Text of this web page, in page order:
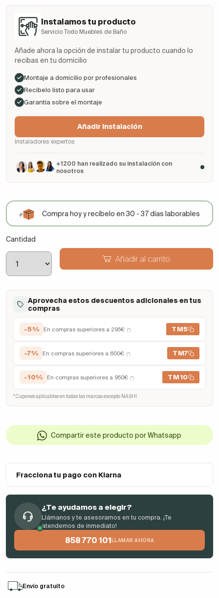
Instalamos tu producto
Servicio Todo Muebles de Baño
Añade ahora la opción de instalar tu producto cuando lo
recibas en tu domicilio
Montaje a domicilio por profesionales
Recíbelo listo para usar
Garantía sobre el montaje
Añadir Instalación
Instaladores expertos
+1200 han realizado su instalación con
nosotros
Compra hoy y recíbelo en 30 - 37 días laborables
Cantidad
Añadir al carrito
Aprovecha estos descuentos adicionales en tus
compras
-5% En compras superiores a 295€ (*) TM5
-7% En compras superiores a 600€ (*) TM7
-10% En compras superiores a 950€ (*) TM10
* Cupones aplicables en todas las marcas excepto NASHI.
Compartir este producto por Whatsapp
Fracciona tu pago con Klarna
¿Te ayudamos a elegir?
Llámanos y te asesoramos en tu compra. ¡Te
atendemos de inmediato!
858 770 101 LLAMAR AHORA
Envío gratuito